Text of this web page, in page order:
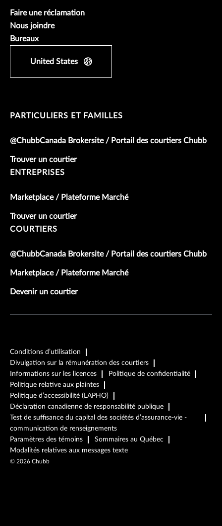
Faire une réclamation
Nous joindre
Bureaux
United States
PARTICULIERS ET FAMILLES
@ChubbCanada Brokersite / Portail des courtiers Chubb
Trouver un courtier
ENTREPRISES
Marketplace / Plateforme Marché
Trouver un courtier
COURTIERS
@ChubbCanada Brokersite / Portail des courtiers Chubb
Marketplace / Plateforme Marché
Devenir un courtier
Conditions d’utilisation
Divulgation sur la rémunération des courtiers
Informations sur les licences
Politique de confidentialité
Politique relative aux plaintes
Politique d’accessibilité (LAPHO)
Déclaration canadienne de responsabilité publique
Test de suffisance du capital des sociétés d’assurance-vie -
communication de renseignements
Paramètres des témoins
Sommaires au Québec
Modalités relatives aux messages texte
© 2026 Chubb